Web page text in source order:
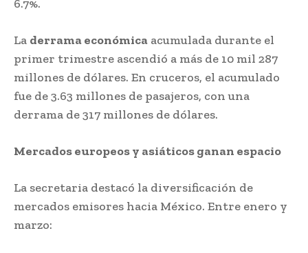
6.7%.
La derrama económica acumulada durante el
primer trimestre ascendió a más de 10 mil 287
millones de dólares. En cruceros, el acumulado
fue de 3.63 millones de pasajeros, con una
derrama de 317 millones de dólares.
Mercados europeos y asiáticos ganan espacio
La secretaria destacó la diversificación de
mercados emisores hacia México. Entre enero y
marzo: